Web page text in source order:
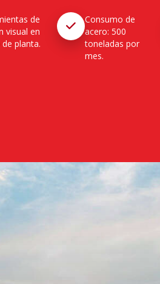
de
visual en
planta.
Consumo de
acero: 500
toneladas por
mes.